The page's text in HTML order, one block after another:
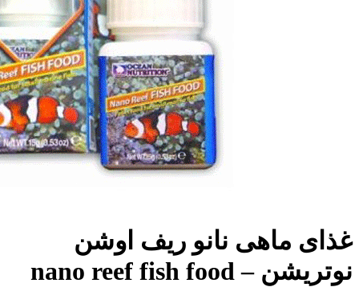
غذای ماهی نانو ریف اوشن
نوتریشن – nano reef fish food